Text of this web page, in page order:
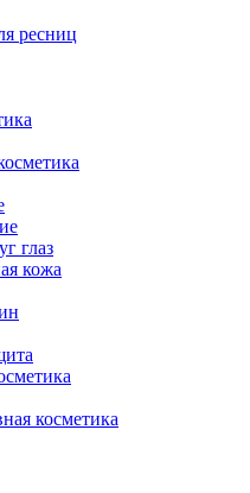
ресниц
глаз
кожа
косметика